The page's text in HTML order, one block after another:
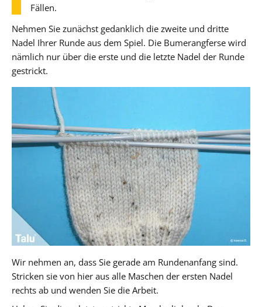
Fällen.
Nehmen Sie zunächst gedanklich die zweite und dritte
Nadel Ihrer Runde aus dem Spiel. Die Bumerangferse wird
nämlich nur über die erste und die letzte Nadel der Runde
gestrickt.
Wir nehmen an, dass Sie gerade am Rundenanfang sind.
Stricken sie von hier aus alle Maschen der ersten Nadel
rechts ab und wenden Sie die Arbeit.